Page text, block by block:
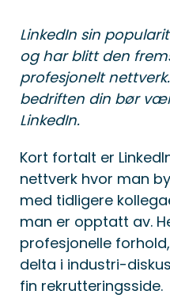
LinkedIn sin
og har blitt den
profesjonelt
bedriften din bør
LinkedIn.
Kort fortalt er
nettverk hvor man
med tidligere
man er opptatt av.
profesjonelle
delta i industri-
fin rekrutteringsside.